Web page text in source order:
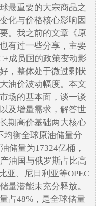
最重要的大宗商品之
化与价格核心影响因
。我之前的文章《原
有过一些分享，主要
成员国的政策变动影
，整体处于微过剩状
油价波动幅度。本文
场的基本面，谈一谈
及增量需求，解答世
期高价基础两大核心
均衡全球原油储量分
储量为17324亿桶，
油国与俄罗斯占比高
亚、尼日利亚等OPEC
量潜能未充分释放。
占48%，是全球储量